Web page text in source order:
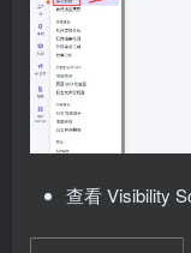
查看 Visibility